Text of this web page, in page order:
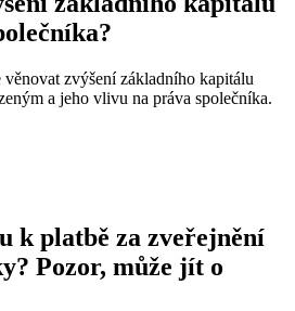
zvýšení základního kapitálu
a jeho vlivu na práva společníka.
k platbě za zveřejnění
Pozor, může jít o